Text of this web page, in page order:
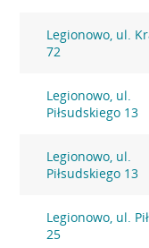
Legionowo, ul.
72
Legionowo, ul.
Piłsudskiego 13
Legionowo, ul.
Piłsudskiego 13
Legionowo, ul.
25